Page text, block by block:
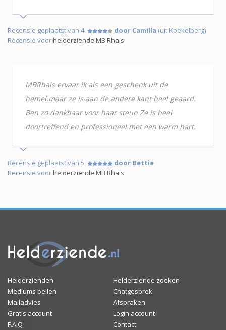
Recensie geplaatst van 4 door Camilla (uit Koekelberg)
Recensie voorhelderziende MB Rhais
MBRhais ervaar ik als een geschenk uit de
hemel.maar ze is aan de andere kant heel geaard.
Ben zo dankbaar voor haar steun Ze is heel
doortreffend en professioneel met een warm hart.
Recensie geplaatst van 5
door Bettie
Recensie voorhelderziende MB Rhais
Helderzienden
Helderziende zoeken
Mediums bellen
Chatgesprek
Mailadvies
Afspraken
Gratis account
Login account
F.A.Q
Contact